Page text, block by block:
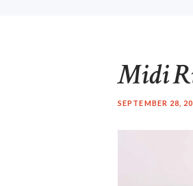
Midi
SEPTEMBER 28,